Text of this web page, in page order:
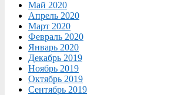
Май 2020
Апрель 2020
Март 2020
Февраль 2020
Январь 2020
Декабрь 2019
Ноябрь 2019
Октябрь 2019
Сентябрь 2019